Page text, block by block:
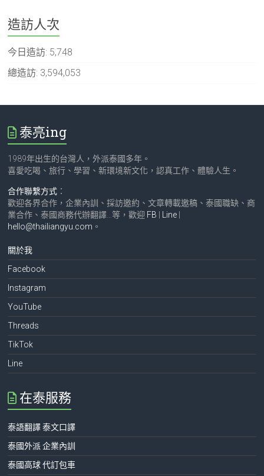
造訪人次
今日造訪: 5,748
總造訪: 3,594,053
泰亮ing
1989年出生的台灣人，外派泰國多年。
喜愛吃喝、旅行、學習、新環境新文化，認真工作、體驗人生。
合作聯繫方式 ：
歡迎各界合作，企業內訓、採訪邀約、文章轉載邀稿、泰國職缺、商
業合作、泰國商務代辦翻譯…等，歡迎 FB Line
hello@thailiangyu.com 。
關於我
Facebook
Instagram
YouTube
Threads
TikTok
Line
在泰服務
泰語翻譯 泰文口譯
泰國外派 企業內訓
泰國高球 代訂包車